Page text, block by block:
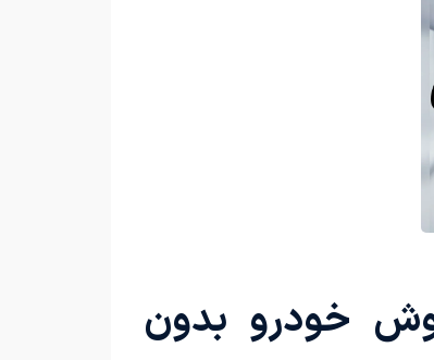
خودرو بدون